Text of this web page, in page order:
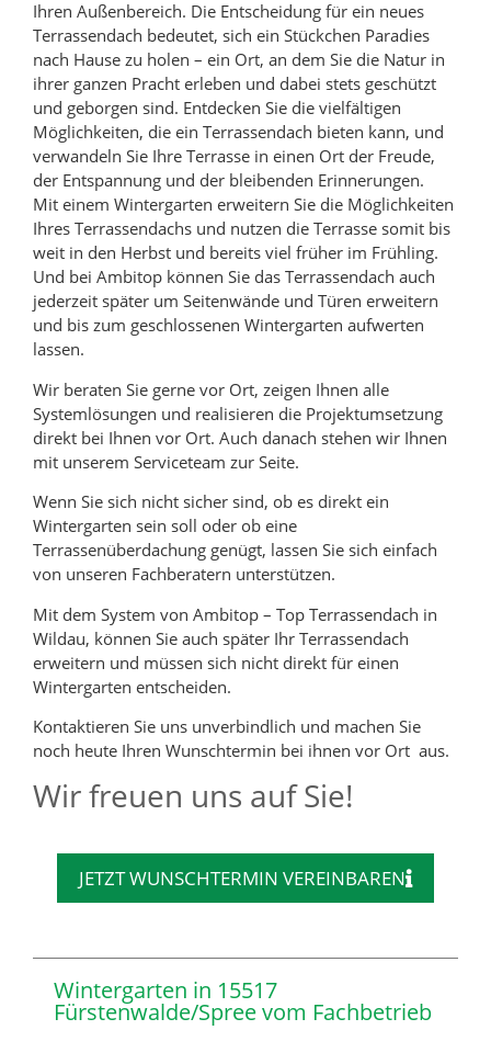
Ihren Außenbereich. Die Entscheidung für ein neues
Terrassendach bedeutet, sich ein Stückchen Paradies
nach Hause zu holen – ein Ort, an dem Sie die Natur in
ihrer ganzen Pracht erleben und dabei stets geschützt
und geborgen sind. Entdecken Sie die vielfältigen
Möglichkeiten, die ein Terrassendach bieten kann, und
verwandeln Sie Ihre Terrasse in einen Ort der Freude,
der Entspannung und der bleibenden Erinnerungen.
Mit einem Wintergarten erweitern Sie die Möglichkeiten
Ihres Terrassendachs und nutzen die Terrasse somit bis
weit in den Herbst und bereits viel früher im Frühling.
Und bei Ambitop können Sie das Terrassendach auch
jederzeit später um Seitenwände und Türen erweitern
und bis zum geschlossenen Wintergarten aufwerten
lassen.
Wir beraten Sie gerne vor Ort, zeigen Ihnen alle
Systemlösungen und realisieren die Projektumsetzung
direkt bei Ihnen vor Ort. Auch danach stehen wir Ihnen
mit unserem Serviceteam zur Seite.
Wenn Sie sich nicht sicher sind, ob es direkt ein
Wintergarten sein soll oder ob eine
Terrassenüberdachung genügt, lassen Sie sich einfach
von unseren Fachberatern unterstützen.
Mit dem System von Ambitop – Top Terrassendach in
Wildau, können Sie auch später Ihr Terrassendach
erweitern und müssen sich nicht direkt für einen
Wintergarten entscheiden.
Kontaktieren Sie uns unverbindlich und machen Sie
noch heute Ihren Wunschtermin bei ihnen vor Ort aus.
Wir freuen uns auf Sie!
JETZT WUNSCHTERMIN VEREINBAREN
Wintergarten in 15517
Fürstenwalde/Spree vom Fachbetrieb